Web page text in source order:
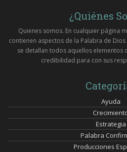
¿Quiénes
Quienes somos. En cualquier página
contienen aspectos de la Palabra de
se detallan todos aquellos elementos
credibilidad para con sus
Ayuda
Estrategia
Palabra
Producciones